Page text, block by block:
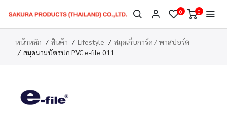
0 0
หน้าหลัก สินค้า Lifestyle
สมุดเก็บการ์ด / พาสปอร์ต
สมุดนามบัตรปก PVC e-file 011